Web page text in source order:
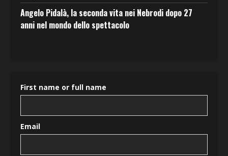
Angelo Pidalà, la seconda vita nei Nebrodi dopo 27
anni nel mondo dello spettacolo
First name or full name
Email